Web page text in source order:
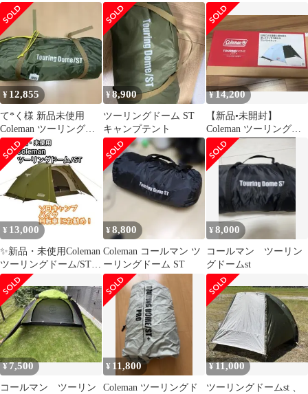
ム/ST
¥ 12,855
て*く様 新品未使用
Coleman ツーリングド
ーム/ST ソロキャンプ
¥8,900
ツーリングドーム ST
キャンプテント
¥14,200
【新品•未開封】
Coleman ツーリングド
ームst＋
¥ 13,000
✨新品・未使用Coleman
ツーリングドーム/ST
ソロキャンプ バイク
自転車
¥8,800
Coleman コールマン ツ
ーリングドーム ST
¥8,000
コールマン ツーリン
グドームst
¥7,500
コールマン ツーリン
¥ 11,800
Coleman ツーリングド
¥11,000
ツーリングドームst 、